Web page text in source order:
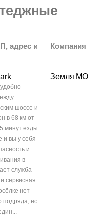
адрес и
Компания
шоссе и
в 68 км от
минут езды
и вы у себя
и
в
служба
сервисная
нет
подряда, но
Земля МО